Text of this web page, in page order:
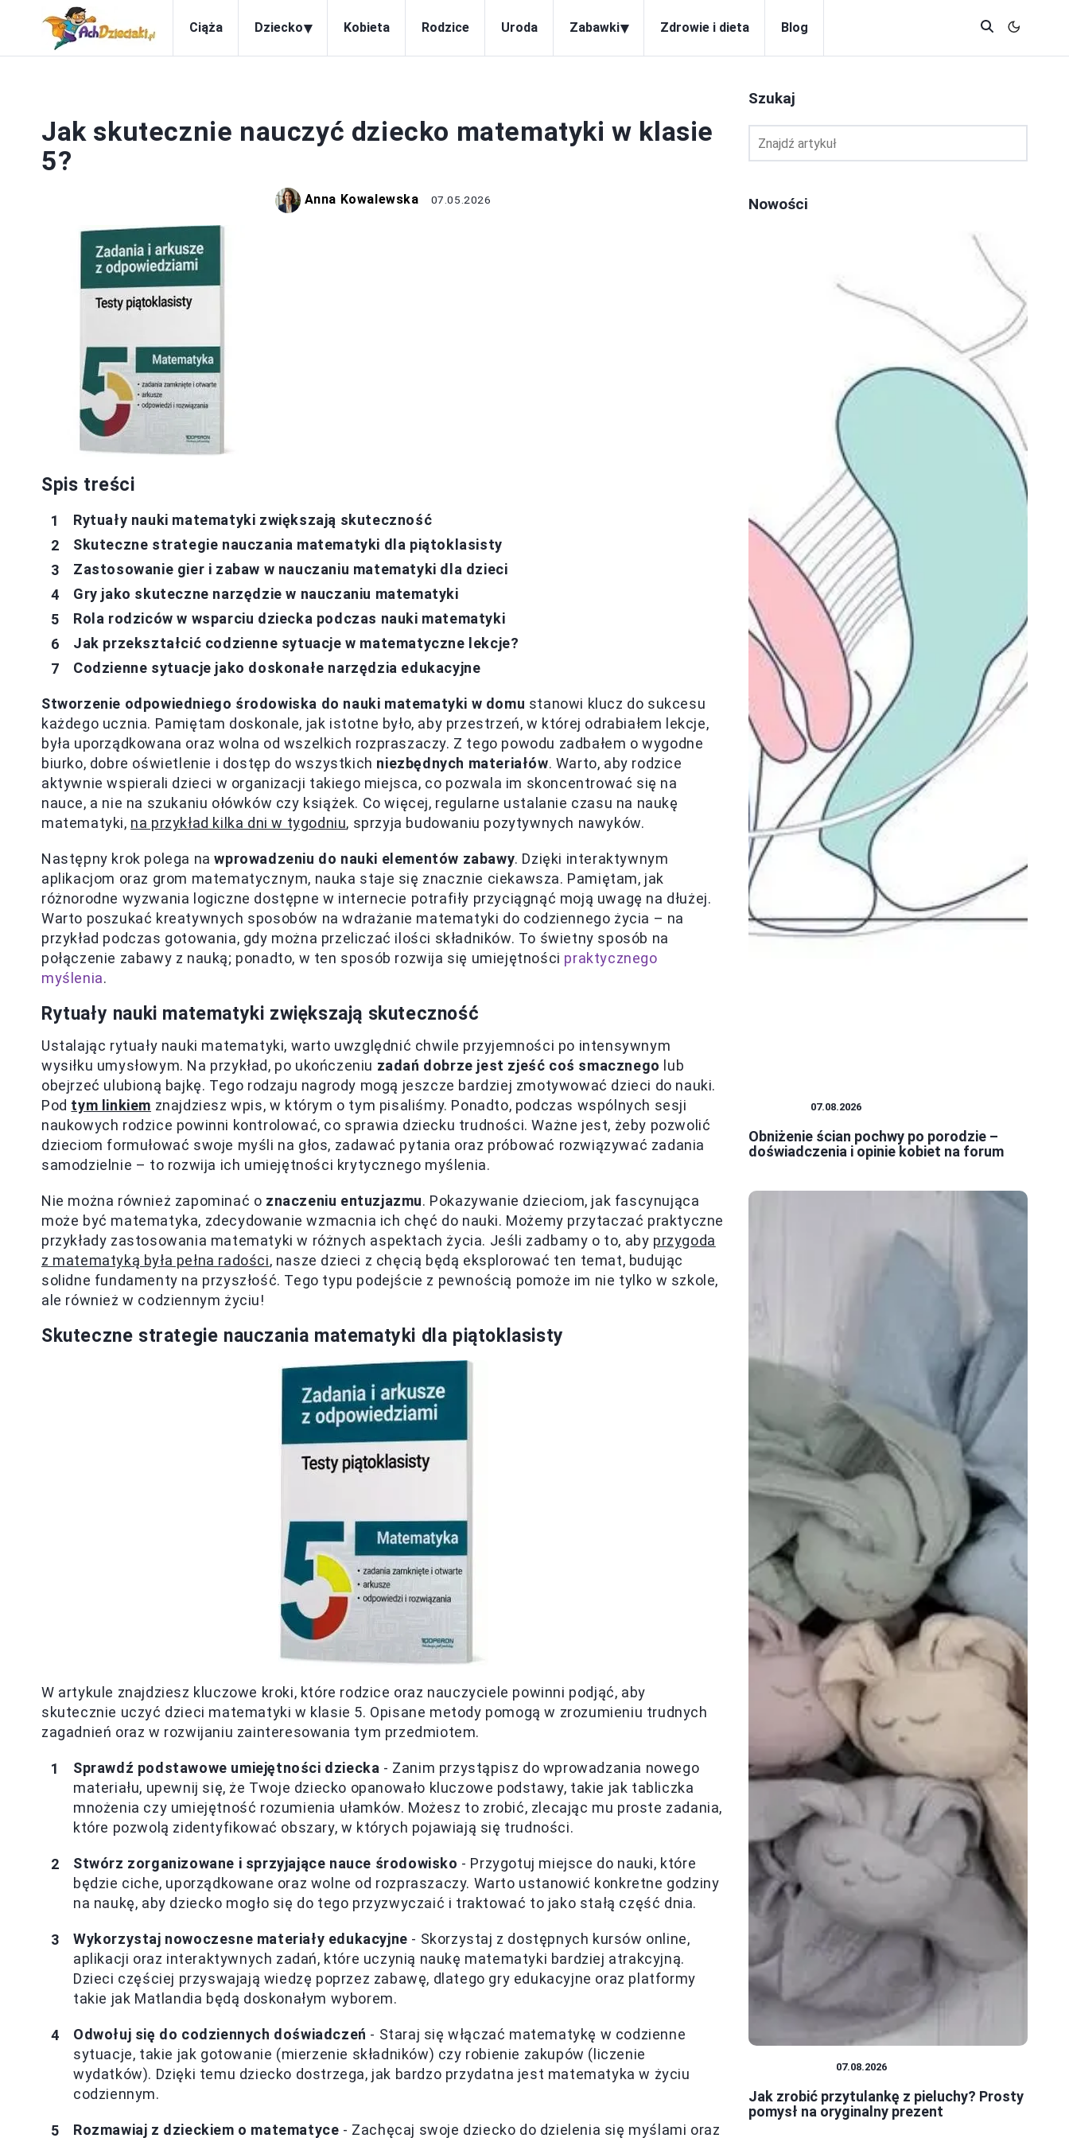
Ciąża Dziecko▾ Kobieta Rodzice Uroda Zabawki▾ Zdrowie i dieta Blog
Jak skutecznie nauczyć dziecko matematyki w klasie
5?
Anna Kowalewska 07.05.2026
Spis treści
Rytuały nauki matematyki zwiększają skuteczność
Skuteczne strategie nauczania matematyki dla piątoklasisty
Zastosowanie gier i zabaw w nauczaniu matematyki dla dzieci
Gry jako skuteczne narzędzie w nauczaniu matematyki
Rola rodziców w wsparciu dziecka podczas nauki matematyki
Jak przekształcić codzienne sytuacje w matematyczne lekcje?
Codzienne sytuacje jako doskonałe narzędzia edukacyjne
Stworzenie odpowiedniego środowiska do nauki matematyki w domu stanowi klucz do sukcesu
każdego ucznia. Pamiętam doskonale, jak istotne było, aby przestrzeń, w której odrabiałem lekcje,
była uporządkowana oraz wolna od wszelkich rozpraszaczy. Z tego powodu zadbałem o wygodne
biurko, dobre oświetlenie i dostęp do wszystkich niezbędnych materiałów. Warto, aby rodzice
aktywnie wspierali dzieci w organizacji takiego miejsca, co pozwala im skoncentrować się na
nauce, a nie na szukaniu ołówków czy książek. Co więcej, regularne ustalanie czasu na naukę
matematyki, na przykład kilka dni w tygodniu, sprzyja budowaniu pozytywnych nawyków.
Następny krok polega nawprowadzeniu do nauki elementów zabawy. Dzięki interaktywnym
aplikacjom oraz grom matematycznym, nauka staje się znacznie ciekawsza. Pamiętam, jak
różnorodne wyzwania logiczne dostępne w internecie potrafiły przyciągnąć moją uwagę na dłużej.
Warto poszukać kreatywnych sposobów na wdrażanie matematyki do codziennego życia – na
przykład podczas gotowania, gdy można przeliczać ilości składników. To świetny sposób na
połączenie zabawy z nauką; ponadto, w ten sposób rozwija się umiejętności praktycznego
myślenia.
Rytuały nauki matematyki zwiększają skuteczność
Ustalając rytuały nauki matematyki, warto uwzględnić chwile przyjemności po intensywnym
wysiłku umysłowym. Na przykład, po ukończeniu zadań dobrze jest zjeść coś smacznego lub
obejrzeć ulubioną bajkę. Tego rodzaju nagrody mogą jeszcze bardziej zmotywować dzieci do nauki.
Pod tym linkiem znajdziesz wpis, w którym o tym pisaliśmy. Ponadto, podczas wspólnych sesji
naukowych rodzice powinni kontrolować, co sprawia dziecku trudności. Ważne jest, żeby pozwolić
dzieciom formułować swoje myśli na głos, zadawać pytania oraz próbować rozwiązywać zadania
samodzielnie – to rozwija ich umiejętności krytycznego myślenia.
Nie można również zapominać o znaczeniu entuzjazmu. Pokazywanie dzieciom, jak fascynująca
może być matematyka, zdecydowanie wzmacnia ich chęć do nauki. Możemy przytaczać praktyczne
przykłady zastosowania matematyki w różnych aspektach życia. Jeśli zadbamy o to, aby przygoda
z matematyką była pełna radości, nasze dzieci z chęcią będą eksplorować ten temat, budując
solidne fundamenty na przyszłość. Tego typu podejście z pewnością pomoże im nie tylko w szkole,
ale również w codziennym życiu!
Skuteczne strategie nauczania matematyki dla piątoklasisty
W artykule znajdziesz kluczowe kroki, które rodzice oraz nauczyciele powinni podjąć, aby
skutecznie uczyć dzieci matematyki w klasie 5. Opisane metody pomogą w zrozumieniu trudnych
zagadnień oraz w rozwijaniu zainteresowania tym przedmiotem.
Sprawdź podstawowe umiejętności dziecka - Zanim przystąpisz do wprowadzania nowego
materiału, upewnij się, że Twoje dziecko opanowało kluczowe podstawy, takie jak tabliczka
mnożenia czy umiejętność rozumienia ułamków. Możesz to zrobić, zlecając mu proste zadania,
które pozwolą zidentyfikować obszary, w których pojawiają się trudności.
Stwórz zorganizowane i sprzyjające nauce środowisko - Przygotuj miejsce do nauki, które
będzie ciche, uporządkowane oraz wolne od rozpraszaczy. Warto ustanowić konkretne godziny
na naukę, aby dziecko mogło się do tego przyzwyczaić i traktować to jako stałą część dnia.
Wykorzystaj nowoczesne materiały edukacyjne - Skorzystaj z dostępnych kursów online,
aplikacji oraz interaktywnych zadań, które uczynią naukę matematyki bardziej atrakcyjną.
Dzieci częściej przyswajają wiedzę poprzez zabawę, dlatego gry edukacyjne oraz platformy
takie jak Matlandia będą doskonałym wyborem.
Odwołuj się do codziennych doświadczeń - Staraj się włączać matematykę w codzienne
sytuacje, takie jak gotowanie (mierzenie składników) czy robienie zakupów (liczenie
wydatków). Dzięki temu dziecko dostrzega, jak bardzo przydatna jest matematyka w życiu
codziennym.
Rozmawiaj z dzieckiem o matematyce - Zachęcaj swoje dziecko do dzielenia się myślami oraz
Szukaj
Nowości
07.08.2026
Obniżenie ścian pochwy po porodzie –
doświadczenia i opinie kobiet na forum
07.08.2026
Jak zrobić przytulankę z pieluchy? Prosty
pomysł na oryginalny prezent